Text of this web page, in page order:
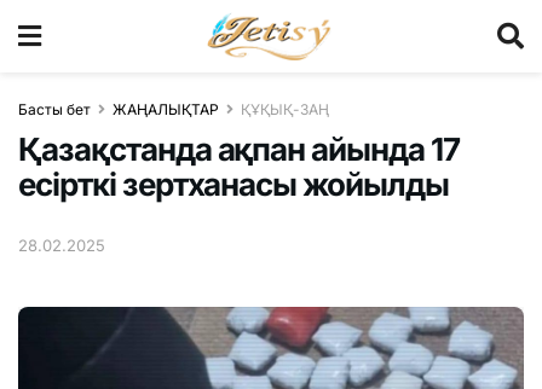
Басты бет ЖАҢАЛЫҚТАР ҚҰҚЫҚ-ЗАҢ
Қазақстанда ақпан айында 17
есірткі зертханасы жойылды
28.02.2025